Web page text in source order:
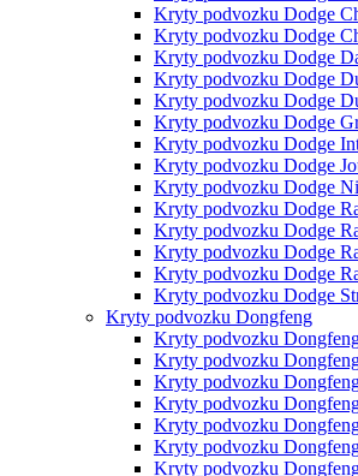
Kryty podvozku Dodge
Kryty podvozku Dodge
Kryty podvozku Dodge
Kryty podvozku Dodge
Kryty podvozku Dodge
Kryty podvozku Dodge
Kryty podvozku Dodge
Kryty podvozku Dodge
Kryty podvozku Dodge
Kryty podvozku Dodge
Kryty podvozku Dodge
Kryty podvozku Dodge
Kryty podvozku Dodge
Kryty podvozku Dodge
Kryty podvozku Dongfeng
Kryty podvozku
Kryty podvozku
Kryty podvozku
Kryty podvozku
Kryty podvozku
Kryty podvozku
Kryty podvozku